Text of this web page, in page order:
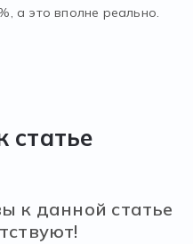
а это вполне реально.
статье
к данной статье